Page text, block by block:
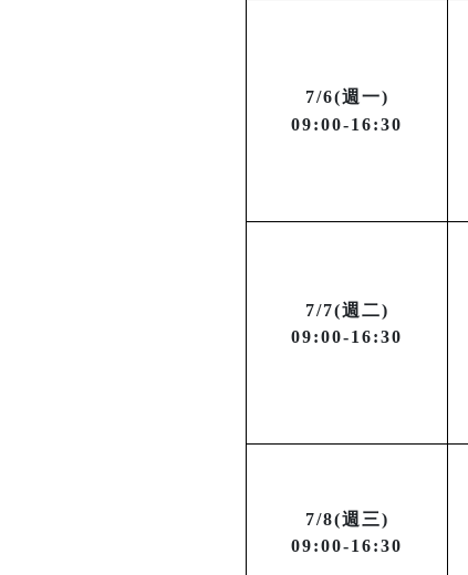
7/6(週一)
09:00-16:30
7/7(週二)
09:00-16:30
7/8(週三)
09:00-16:30